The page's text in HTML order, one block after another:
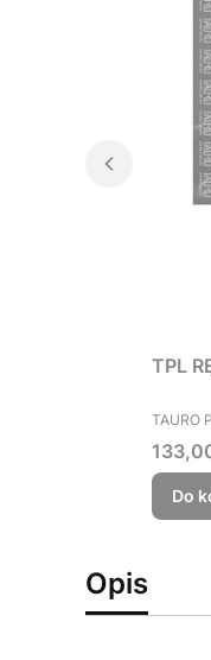
TPL
TAURO
Cena
Do
Opis